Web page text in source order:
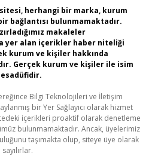
herhangi bir marka, kurum
bağlantısı bulunmamaktadır.
makaleler
yer alan içerikler haber niteliği
kurum ve kişiler hakkında
Gerçek kurum ve kişiler ile isim
Bilgi Teknolojileri ve İletişim
bir Yer Sağlayıcı olarak hizmet
içerikleri proaktif olarak denetleme
bulunmamaktadır. Ancak, üyelerimiz
taşımakta olup, siteye üye olarak